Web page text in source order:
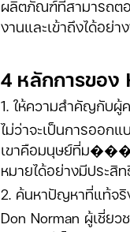
ผลิตภัณฑ์ที่สามารถต
งานและเข้าถึงได้อย่า
4 หลักการของ
1. ให้ความสำคัญกับผู้
ไม่ว่าจะเป็นการออก
เขาคือมนุษย์ที่ม���
หมายได้อย่างมีประสิ
2. ค้นหาปัญหาที่แท้จริ
Don Norman ผู้เชี่ย